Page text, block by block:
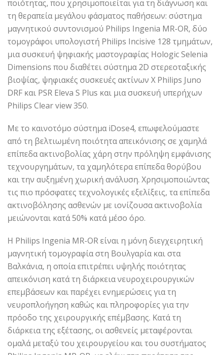
ποιότητας, που χρησιμοποιείται για τη διάγνωση και
τη θεραπεία μεγάλου φάσματος παθήσεων: σύστημα
μαγνητικού συντονισμού Philips Ingenia MR-OR, δύο
τομογράφοι υπολογιστή Philips Incisive 128 τμημάτων,
μια συσκευή ψηφιακής μαστογραφίας Hologic Selenia
Dimensions που διαθέτει σύστημα 2D στερεοταξικής
βιοψίας, ψηφιακές συσκευές ακτίνων Χ Philips Juno
DRF και PSR Eleva S Plus και μια συσκευή υπερήχων
Philips Clear view 350.
Με το καινοτόμο σύστημα iDose4, επωφελούμαστε
από τη βελτιωμένη ποιότητα απεικόνισης σε χαμηλά
επίπεδα ακτινοβολίας χάρη στην πρόληψη εμφάνισης
τεχνουργημάτων, τα χαμηλότερα επίπεδα θορύβου
και την αυξημένη χωρική ανάλυση. Χρησιμοποιώντας
τις πιο πρόσφατες τεχνολογικές εξελίξεις, τα επίπεδα
ακτινοβόλησης ασθενών με ιονίζουσα ακτινοβολία
μειώνονται κατά 50% κατά μέσο όρο.
Η Philips Ingenia MR-OR είναι η μόνη διεγχειρητική
μαγνητική τομογραφία στη Βουλγαρία και στα
Βαλκάνια, η οποία επιτρέπει υψηλής ποιότητας
απεικόνιση κατά τη διάρκεια νευροχειρουργικών
επεμβάσεων και παρέχει ενημερώσεις για τη
νευροπλοήγηση καθώς και πληροφορίες για την
πρόοδο της χειρουργικής επέμβασης. Κατά τη
διάρκεια της εξέτασης, οι ασθενείς μεταφέρονται
ομαλά μεταξύ του χειρουργείου και του συστήματος